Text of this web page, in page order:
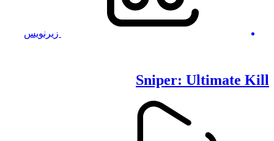
زیرنویس
Sniper: Ultimate Kill